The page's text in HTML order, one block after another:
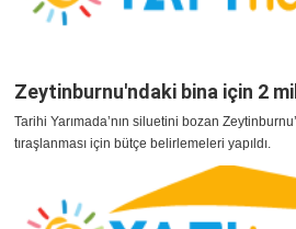
Zeytinburnu'ndaki bina için 2
Tarihi Yarımada’nın siluetini bozan
tıraşlanması için bütçe belirlemeleri yapıldı.